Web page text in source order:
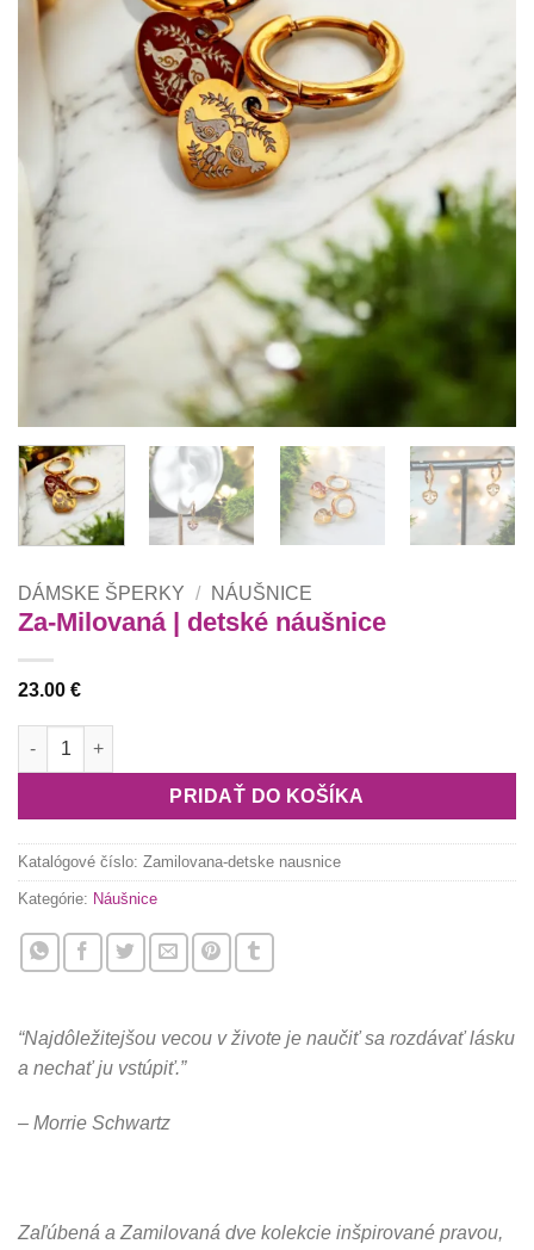
DÁMSKE ŠPERKY / NÁUŠNICE
Za-Milovaná | detské náušnice
23.00 €
množstvo Za-Milovaná | detské náušnice
PRIDAŤ DO KOŠÍKA
Katalógové číslo: Zamilovana-detske nausnice
Kategórie: Náušnice
“Najdôležitejšou vecou v živote je naučiť sa rozdávať lásku
a nechať ju vstúpiť.”
– Morrie Schwartz
Zaľúbená a Zamilovaná dve kolekcie inšpirované pravou,